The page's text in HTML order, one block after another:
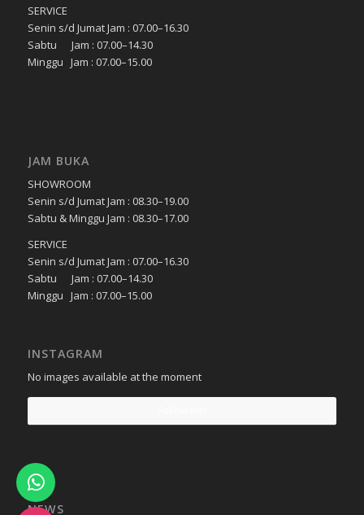
SERVICE
Senin s/d Jumat Jam : 07.00–16.30
Sabtu Jam : 07.00–14.30
Minggu Jam : 07.00–15.00
JAM BUKA
SHOWROOM
Senin s/d Jumat Jam : 08.30–19.00
Sabtu & Minggu Jam : 08.30–17.00
SERVICE
Senin s/d Jumat Jam : 07.00–16.30
Sabtu Jam : 07.00–14.30
Minggu Jam : 07.00–15.00
INSTAGRAM
No images available at the moment
NEWS